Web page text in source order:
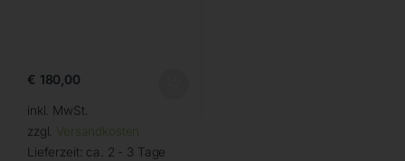
€ 180,00
inkl. MwSt.
zzgl. Versandkosten
Lieferzeit: ca. 2 - 3 Tage